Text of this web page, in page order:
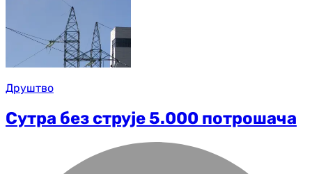
Друштво
Сутра без струје 5.000 потрошача